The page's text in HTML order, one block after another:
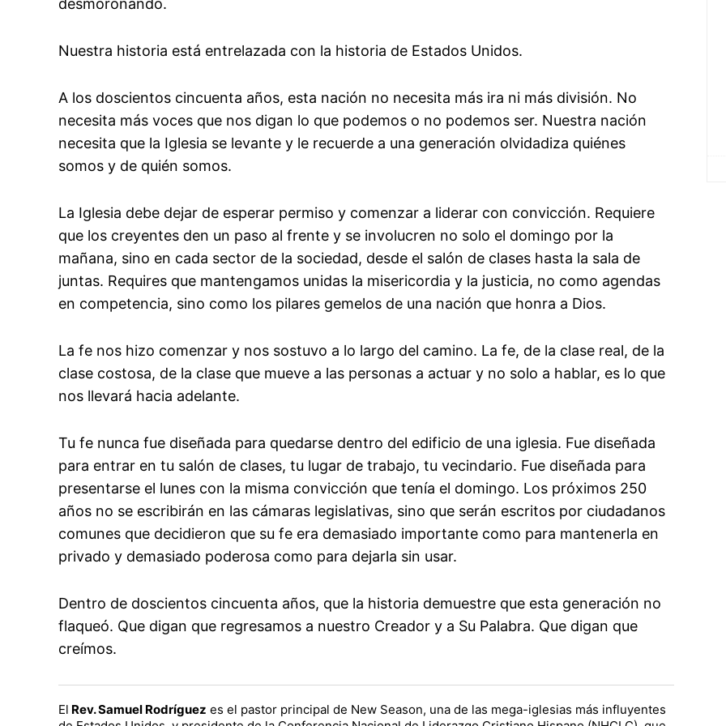
desmoronando.
Nuestra historia está entrelazada con la historia de Estados Unidos.
A los doscientos cincuenta años, esta nación no necesita más ira ni más división. No
necesita más voces que nos digan lo que podemos o no podemos ser. Nuestra nación
necesita que la Iglesia se levante y le recuerde a una generación olvidadiza quiénes
somos y de quién somos.
La Iglesia debe dejar de esperar permiso y comenzar a liderar con convicción. Requiere
que los creyentes den un paso al frente y se involucren no solo el domingo por la
mañana, sino en cada sector de la sociedad, desde el salón de clases hasta la sala de
juntas. Requires que mantengamos unidas la misericordia y la justicia, no como agendas
en competencia, sino como los pilares gemelos de una nación que honra a Dios.
La fe nos hizo comenzar y nos sostuvo a lo largo del camino. La fe, de la clase real, de la
clase costosa, de la clase que mueve a las personas a actuar y no solo a hablar, es lo que
nos llevará hacia adelante.
Tu fe nunca fue diseñada para quedarse dentro del edificio de una iglesia. Fue diseñada
para entrar en tu salón de clases, tu lugar de trabajo, tu vecindario. Fue diseñada para
presentarse el lunes con la misma convicción que tenía el domingo. Los próximos 250
años no se escribirán en las cámaras legislativas, sino que serán escritos por ciudadanos
comunes que decidieron que su fe era demasiado importante como para mantenerla en
privado y demasiado poderosa como para dejarla sin usar.
Dentro de doscientos cincuenta años, que la historia demuestre que esta generación no
flaqueó. Que digan que regresamos a nuestro Creador y a Su Palabra. Que digan que
creímos.
El Rev. Samuel Rodríguez es el pastor principal de New Season, una de las mega-iglesias más influyentes